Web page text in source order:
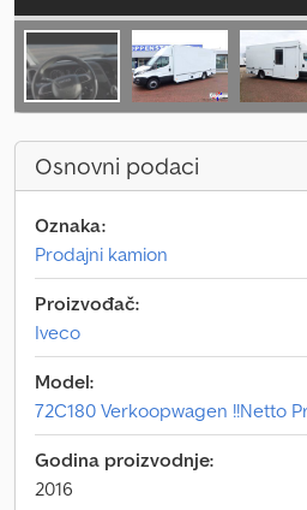
Osnovni podaci
Oznaka:
Prodajni kamion
Proizvođač:
Iveco
Model:
72C180 Verkoopwagen !!Netto
Godina proizvodnje:
2016